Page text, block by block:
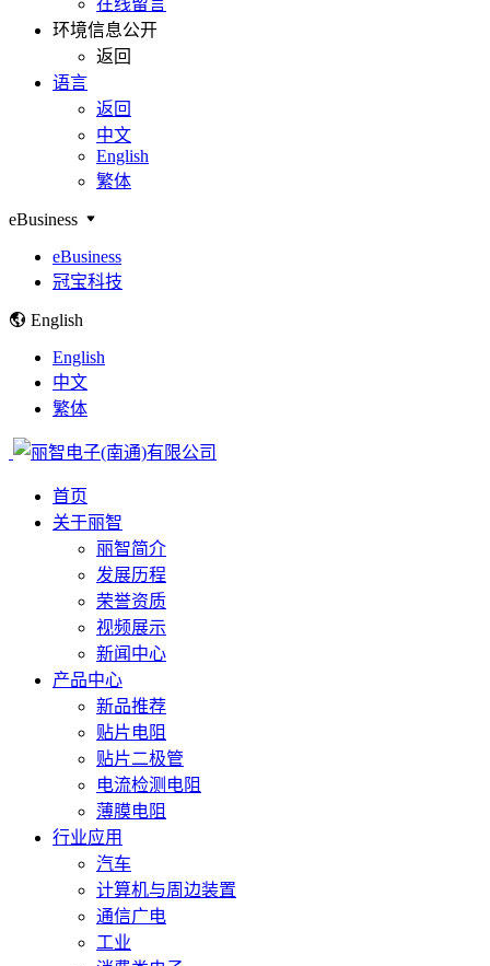
在线留言
环境信息公开
返回
语言
返回
中文
English
繁体
eBusiness
eBusiness
冠宝科技
English
English
中文
繁体
首页
关于丽智
丽智简介
发展历程
荣誉资质
视频展示
新闻中心
产品中心
新品推荐
贴片电阻
贴片二极管
电流检测电阻
薄膜电阻
行业应用
汽车
计算机与周边装置
通信广电
工业